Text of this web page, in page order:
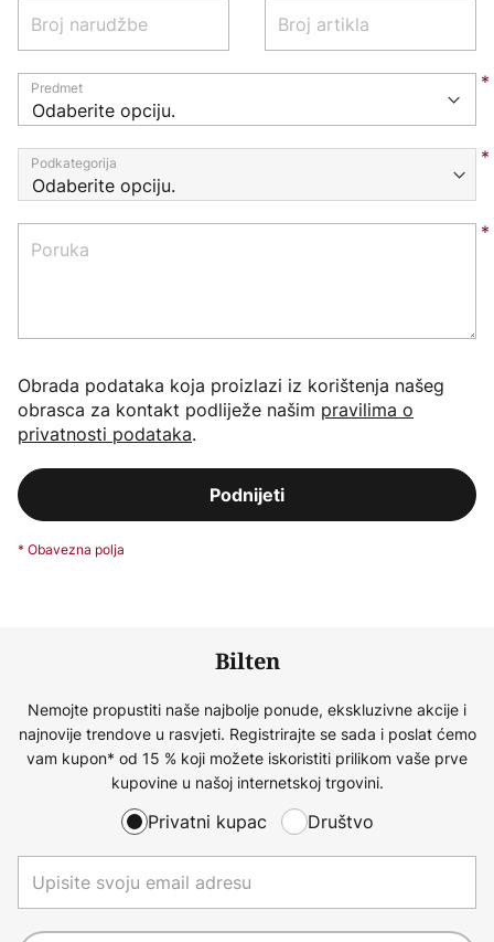
Broj narudžbe Broj artikla
Predmet
Podkategorija
Poruka
Obrada podataka koja proizlazi iz korištenja našeg
obrasca za kontakt podliježe našim pravilima o
privatnosti podataka.
Podnijeti
Bilten
Nemojte propustiti naše najbolje ponude, ekskluzivne akcije i
najnovije trendove u rasvjeti. Registrirajte se sada i poslat ćemo
vam kupon* od 15 % koji možete iskoristiti prilikom vaše prve
kupovine u našoj internetskoj trgovini.
Privatni kupac Društvo